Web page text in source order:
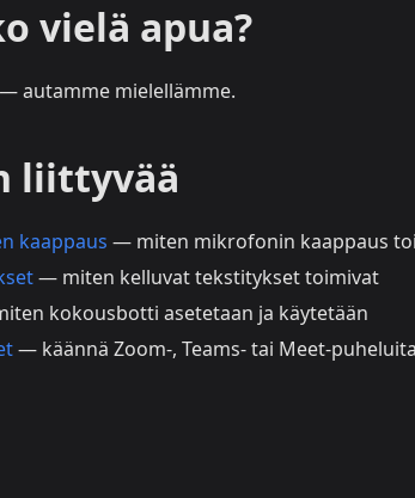
vielä apua?
— autamme mielellämme.
liittyvää
kaappaus — miten mikrofonin kaappaus
— miten kelluvat tekstitykset toimivat
kokousbotti asetetaan ja käytetään
— käännä Zoom-, Teams- tai Meet-puheluita